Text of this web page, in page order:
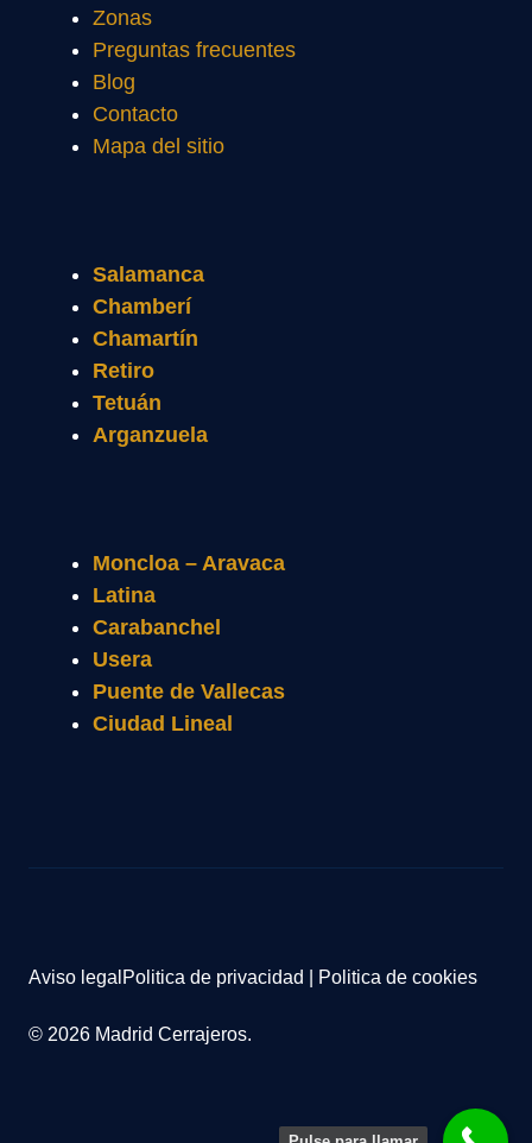
Zonas
Preguntas frecuentes
Blog
Contacto
Mapa del sitio
Salamanca
Chamberí
Chamartín
Retiro
Tetuán
Arganzuela
Moncloa – Aravaca
Latina
Carabanchel
Usera
Puente de Vallecas
Ciudad Lineal
© 2026 Madrid Cerrajeros.
Aviso legal Politica de privacidad Politica de cookies